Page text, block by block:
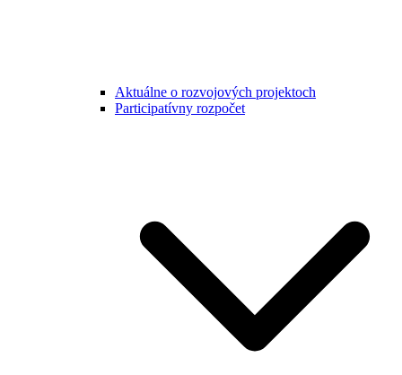
Aktuálne o rozvojových projektoch
Participatívny rozpočet